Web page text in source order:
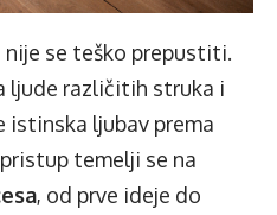
se teško prepustiti.
ljude različitih struka i
istinska ljubav prema
temelji se na
, od prve ideje do